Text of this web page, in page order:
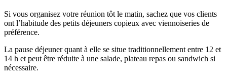
Si vous organisez votre réunion tôt le matin, sachez que vos clients
ont l’habitude des petits déjeuners copieux avec viennoiseries de
préférence.
La pause déjeuner quant à elle se situe traditionnellement entre 12 et
14 h et peut être réduite à une salade, plateau repas ou sandwich si
nécessaire.